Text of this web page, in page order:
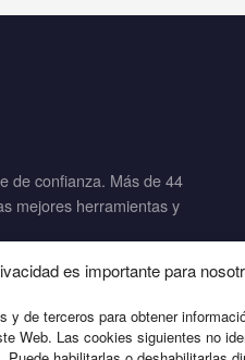
es importante para
y de terceros para obtener
Web. Las cookies siguientes no
de confianza. Más de 44
mejores herramientas y